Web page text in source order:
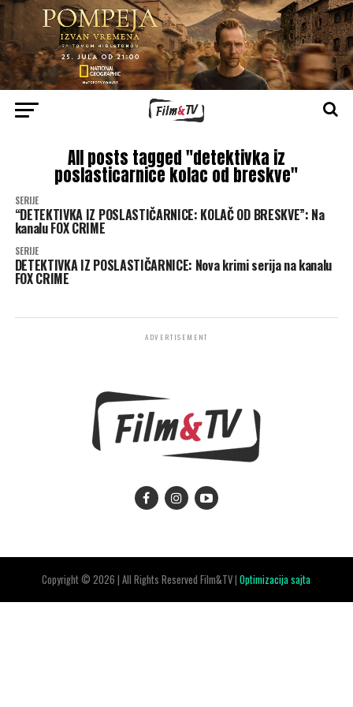
All posts tagged "detektivka iz
poslasticarnice kolac od breskve"
SERIJE
“DETEKTIVKA IZ POSLASTIČARNICE: KOLAČ OD BRESKVE”: Na
kanalu FOX CRIME
SERIJE
DETEKTIVKA IZ POSLASTIČARNICE: Nova krimi serija na kanalu
FOX CRIME
ADVERTISEMENT
Copyright © 2026 | All Rights Reserved Film&TV |Optimizacija sajta